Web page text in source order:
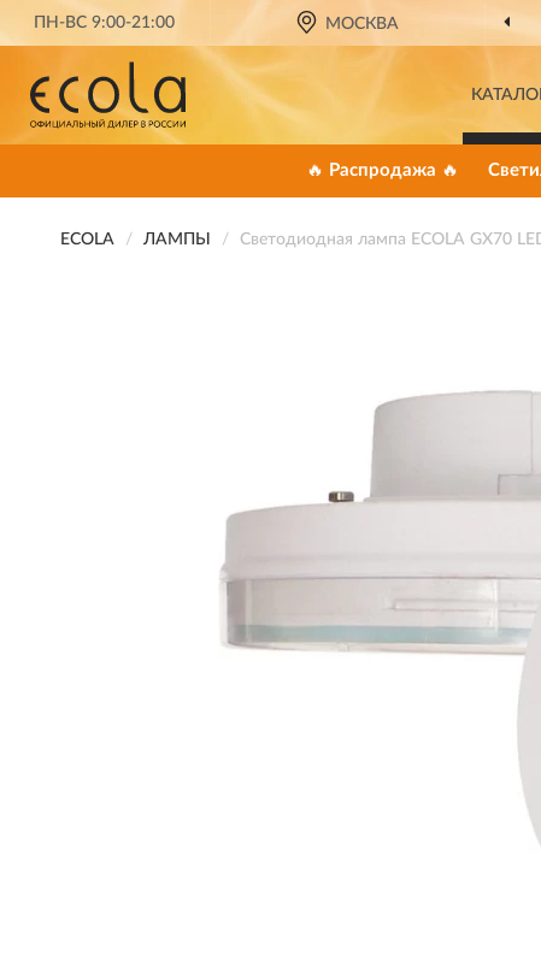
ПН-ВС 9:00-21:00 МОСКВА
🔥 Распродажа 🔥
ECOLA ЛАМПЫ Светодиодная лампа ECOLA GX70